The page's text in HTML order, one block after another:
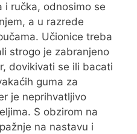
i ručka, odnosimo se
a u razrede
Učionice treba
strogo je zabranjeno
dovikivati se ili bacati
guma za
je neprihvatljivo
S obzirom na
na nastavu i